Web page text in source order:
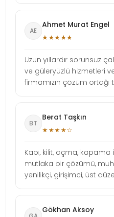
AE
Ahmet Murat Engel
★★★★★
Uzun yıllardır sorunsuz
ve güleryüzlü hizmetleri
firmamızın çözüm ortağı
BT
Berat Taşkın
★★★★☆
Kapı, kilit, açma,
mutlaka bir çözümü,
yenilikçi, girişimci, üst
Gökhan Aksoy